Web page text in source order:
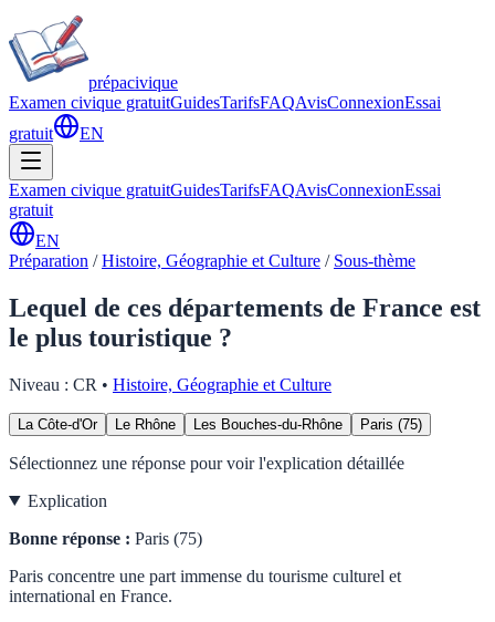
prépacivique
Examen civique gratuitGuidesTarifsFAQAvisConnexionEssai
gratuit
EN
Examen civique gratuitGuidesTarifsFAQAvisConnexionEssai
gratuit
EN
Préparation /Histoire, Géographie et Culture / Sous-thème
Lequel de ces départements de France est
le plus touristique ?
Niveau : CR • Histoire, Géographie et Culture
La Côte-d'Or Le Rhône Les Bouches-du-Rhône Paris (75)
Sélectionnez une réponse pour voir l'explication détaillée
Explication
Bonne réponse : Paris (75)
Paris concentre une part immense du tourisme culturel et
international en France.